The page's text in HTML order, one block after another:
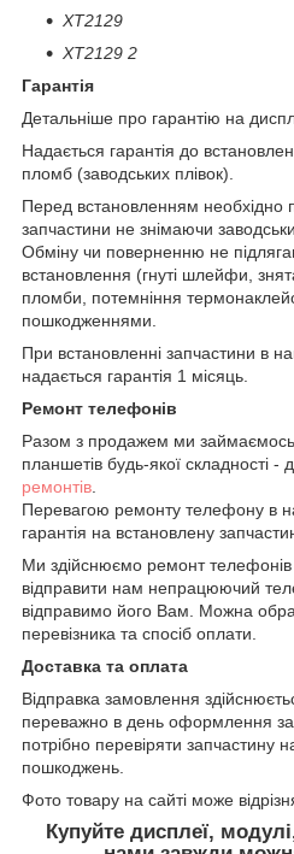
XT2129
XT2129 2
Гарантія
Детальніше про гарантію на
Надається гарантія до
пломб (заводських плівок).
Перед встановленням необхідно
запчастини не знімаючи
Обміну чи поверненню не
встановлення (гнуті шлейфи,
пломби, потемніння
пошкодженнями.
При встановленні запчастини в
надається гарантія 1 місяць.
Ремонт телефонів
Разом з продажем ми
планшетів будь-якої складності -
ремонтів
Перевагою ремонту телефону в
гарантія на встановлену
Ми здійснюємо ремонт
відправити нам непрацюючий
відправимо його Вам. Можна
перевізника та спосіб оплати.
Доставка та оплата
Відправка замовлення
переважно в день оформлення
потрібно перевіряти запчастину
пошкоджень.
Фото товару на сайті може
Купуйте дисплеї,